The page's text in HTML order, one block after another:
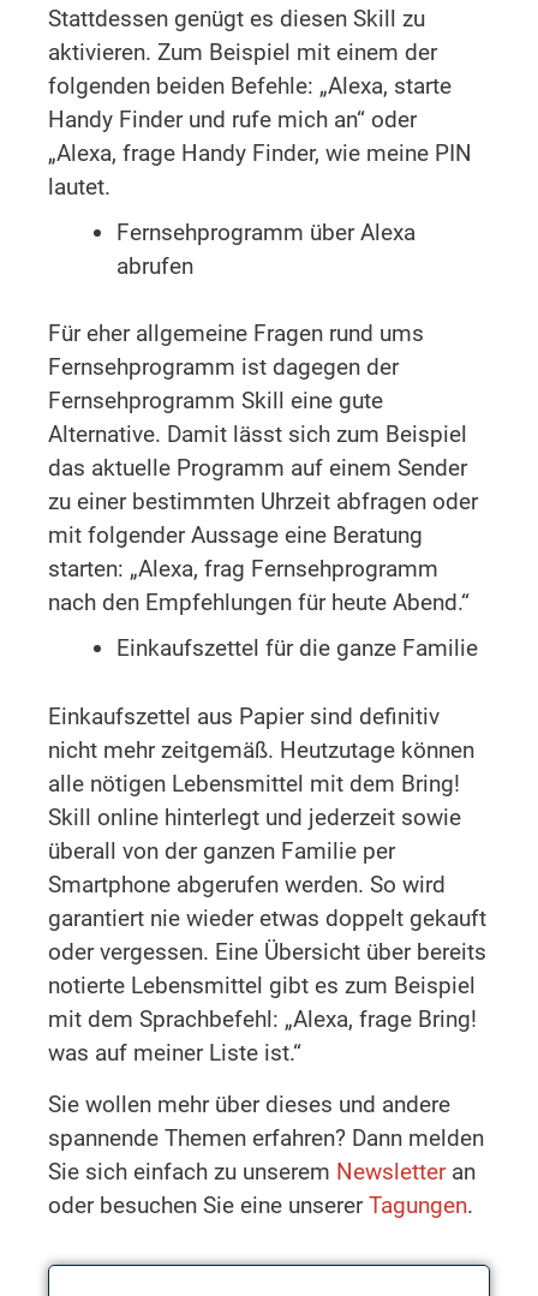
Stattdessen genügt es diesen Skill zu
aktivieren. Zum Beispiel mit einem der
folgenden beiden Befehle: „Alexa, starte
Handy Finder und rufe mich an“ oder
„Alexa, frage Handy Finder, wie meine PIN
lautet.
Fernsehprogramm über Alexa
abrufen
Für eher allgemeine Fragen rund ums
Fernsehprogramm ist dagegen der
Fernsehprogramm Skill eine gute
Alternative. Damit lässt sich zum Beispiel
das aktuelle Programm auf einem Sender
zu einer bestimmten Uhrzeit abfragen oder
mit folgender Aussage eine Beratung
starten: „Alexa, frag Fernsehprogramm
nach den Empfehlungen für heute Abend.“
Einkaufszettel für die ganze Familie
Einkaufszettel aus Papier sind definitiv
nicht mehr zeitgemäß. Heutzutage können
alle nötigen Lebensmittel mit dem Bring!
Skill online hinterlegt und jederzeit sowie
überall von der ganzen Familie per
Smartphone abgerufen werden. So wird
garantiert nie wieder etwas doppelt gekauft
oder vergessen. Eine Übersicht über bereits
notierte Lebensmittel gibt es zum Beispiel
mit dem Sprachbefehl: „Alexa, frage Bring!
was auf meiner Liste ist.“
Sie wollen mehr über dieses und andere
spannende Themen erfahren? Dann melden
Sie sich einfach zu unserem Newsletteran
oder besuchen Sie eine unsererTagungen.